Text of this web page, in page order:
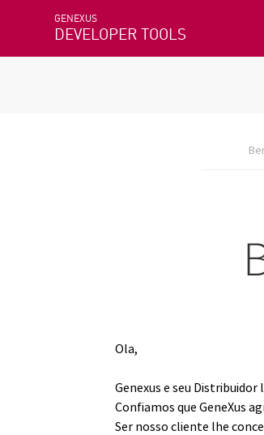
GENEXUS
DEVELOPER TOOLS
Ola,
Genexus e seu Distribuidor
Confiamos que GeneXus
Ser nosso cliente lhe